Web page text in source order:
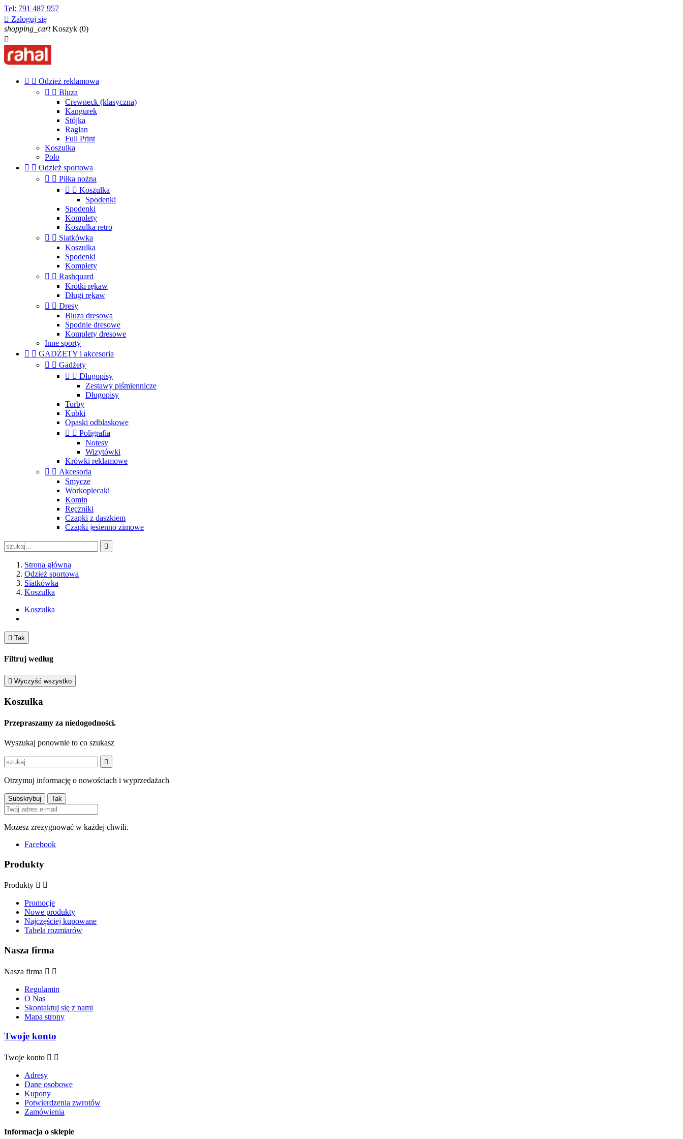
Tel: 791 487 957
 Zaloguj się
shopping_cart Koszyk (0)

  Odzież reklamowa
  Bluza
Crewneck (klasyczna)
Kangurek
Stójka
Raglan
Full Print
Koszulka
Polo
  Odzież sportowa
  Piłka nożna
  Koszulka
Spodenki
Spodenki
Komplety
Koszulka retro
  Siatkówka
Koszulka
Spodenki
Komplety
  Rashquard
Krótki rękaw
Długi rękaw
  Dresy
Bluza dresowa
Spodnie dresowe
Komplety dresowe
Inne sporty
  GADŻETY i akcesoria
  Gadżety
  Długopisy
Zestawy piśmiennicze
Długopisy
Torby
Kubki
Opaski odblaskowe
  Poligrafia
Notesy
Wizytówki
Krówki reklamowe
  Akcesoria
Smycze
Workoplecaki
Komin
Ręczniki
Czapki z daszkiem
Czapki jesienno zimowe

Strona główna
Odzież sportowa
Siatkówka
Koszulka
Koszulka
 Tak
Filtruj według
 Wyczyść wszystko
Koszulka
Przepraszamy za niedogodności.
Wyszukaj ponownie to co szukasz

Otrzymuj informację o nowościach i wyprzedażach
Możesz zrezygnować w każdej chwili.
Facebook
Produkty
Produkty  
Promocje
Nowe produkty
Najczęściej kupowane
Tabela rozmiarów
Nasza firma
Nasza firma  
Regulamin
O Nas
Skontaktuj się z nami
Mapa strony
Twoje konto
Twoje konto  
Adresy
Dane osobowe
Kupony
Potwierdzenia zwrotów
Zamówienia
Informacja o sklepie